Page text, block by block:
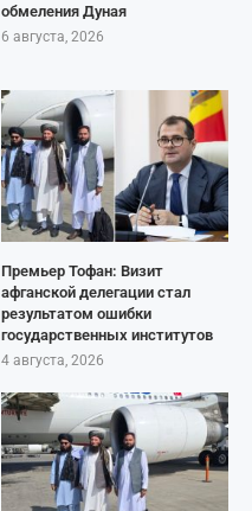
обмеления Дуная
6 августа, 2026
Премьер Тофан: Визит
афганской делегации стал
результатом ошибки
государственных институтов
4 августа, 2026